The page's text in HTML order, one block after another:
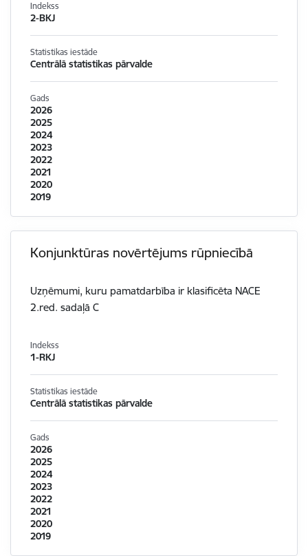
Indekss
2-BKJ
Statistikas iestāde
Centrālā statistikas pārvalde
Gads
2026
2025
2024
2023
2022
2021
2020
2019
Konjunktūras novērtējums rūpniecībā
Uzņēmumi, kuru pamatdarbība ir klasificēta NACE
2.red. sadaļā C
Indekss
1-RKJ
Statistikas iestāde
Centrālā statistikas pārvalde
Gads
2026
2025
2024
2023
2022
2021
2020
2019